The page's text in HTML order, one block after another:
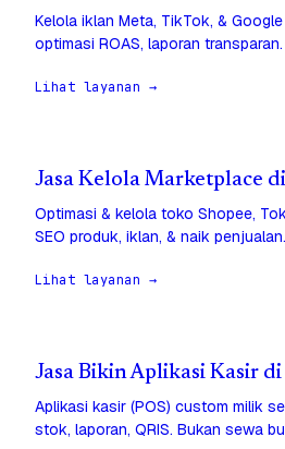
Kelola iklan Meta, TikTok, &
optimasi ROAS, laporan transparan.
Lihat layanan →
Jasa Kelola Marketplace
Optimasi & kelola toko Shopee,
SEO produk, iklan, & naik penjualan.
Lihat layanan →
Jasa Bikin Aplikasi Kasir
Aplikasi kasir (POS) custom milik
stok, laporan, QRIS. Bukan sewa